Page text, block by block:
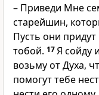
– Приведи Мне
старейшин,
Пусть они придут
тобой. 17Я сойду
возьму от Духа,
помогут тебе